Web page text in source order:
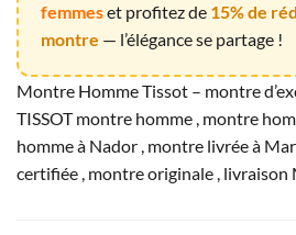
femmeset profitez de 15% de
montre — l’élégance se partage !
Montre Homme Tissot – montre
TISSOT montre homme , montre
homme à Nador , montre livrée à
certifiée , montre originale , livraison